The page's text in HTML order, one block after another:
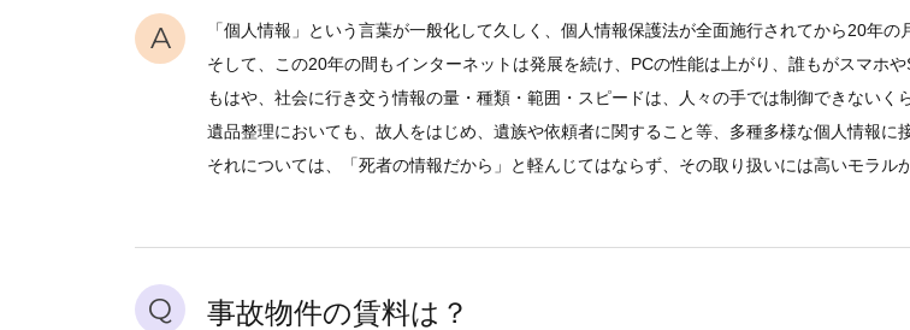
A
「個人情報」という言葉が一般化して久しく、個人情報保護法が全面施行されてから20年の
そして、この20年の間もインターネットは発展を続け、PCの性能は上がり、誰もがスマホ
もはや、社会に行き交う情報の量・種類・範囲・スピードは、人々の手では制御できないく
遺品整理においても、故人をはじめ、遺族や依頼者に関すること等、多種多様な個人情報に接
それについては、「死者の情報だから」と軽んじてはならず、その取り扱いには高いモラル
Q 事故物件の賃料は？